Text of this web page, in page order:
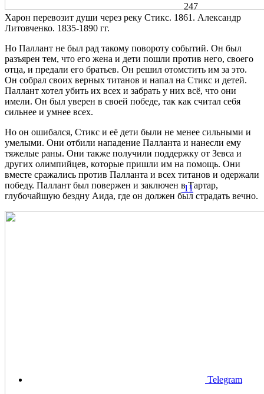
Харон перевозит души через реку Стикс. 1861. Александр
Литовченко. 1835-1890 гг.
Но Паллант не был рад такому повороту событий. Он был
разъярен тем, что его жена и дети пошли против него, своего
отца, и предали его братьев. Он решил отомстить им за это.
Он собрал своих верных титанов и напал на Стикс и детей.
Паллант хотел убить их всех и забрать у них всё, что они
имели. Он был уверен в своей победе, так как считал себя
сильнее и умнее всех.
Но он ошибался, Стикс и её дети были не менее сильными и
умелыми. Они отбили нападение Палланта и нанесли ему
тяжелые раны. Они также получили поддержку от Зевса и
других олимпийцев, которые пришли им на помощь. Они
вместе сражались против Палланта и всех титанов и одержали
победу. Паллант был повержен и заключен в Тартар,
глубочайшую бездну Аида, где он должен был страдать вечно.
247
11
Telegram